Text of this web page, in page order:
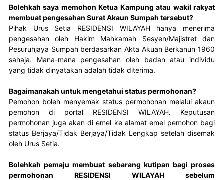
Bolehkah saya memohon Ketua Kampung atau wakil rakyat
membuat pengesahan Surat Akaun Sumpah tersebut?
Pihak Urus Setia RESIDENSI WILAYAH hanya menerima
pengesahan oleh Hakim Mahkamah Sesyen/Majistret dan
Pesuruhjaya Sumpah berdasarkan Akta Akuan Berkanun 1960
sahaja. Mana-mana pengesahan oleh badan atau individu
yang tidak dinyatakan adalah tidak diterima.
Bagaimanakah untuk mengetahui status permohonan?
Pemohon boleh menyemak status permohonan melalui akaun
pemohon di portal RESIDENSI WILAYAH. Keputusan
permohonan juga akan di emel ke alamat emel pemohon bagi
status Berjaya/Tidak Berjaya/Tidak Lengkap setelah disemak
oleh Urus Setia.
Bolehkah pemaju membuat sebarang kutipan bagi proses
permohonan RESIDENSI WILAYAH sebelum